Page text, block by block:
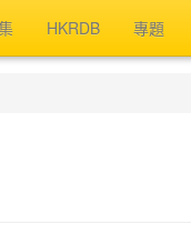
HKRDB 專題